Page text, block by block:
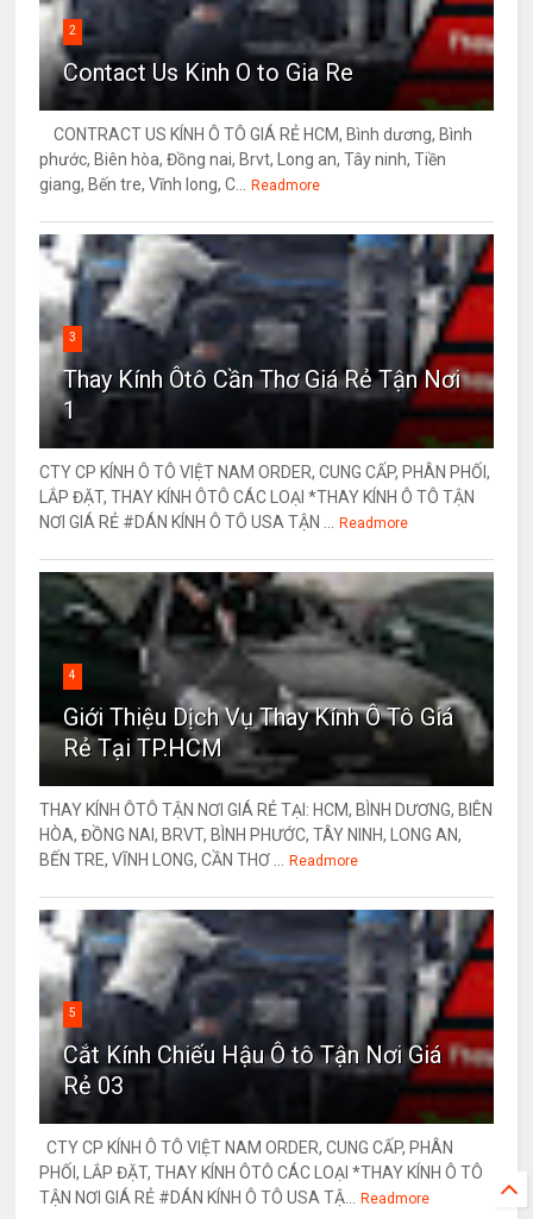
2
Contact Us Kinh O to Gia Re
CONTRACT US KÍNH Ô TÔ GIÁ RẺ HCM, Bình dương, Bình
phước, Biên hòa, Đồng nai, Brvt, Long an, Tây ninh, Tiền
giang, Bến tre, Vĩnh long, C... Readmore
3
Thay Kính Ôtô Cần Thơ Giá Rẻ Tận Nơi
1
CTY CP KÍNH Ô TÔ VIỆT NAM ORDER, CUNG CẤP, PHÂN PHỐI,
LẮP ĐẶT, THAY KÍNH ÔTÔ CÁC LOẠI *THAY KÍNH Ô TÔ TẬN
NƠI GIÁ RẺ #DÁN KÍNH Ô TÔ USA TẬN ... Readmore
4
Giới Thiệu Dịch Vụ Thay Kính Ô Tô Giá
Rẻ Tại TP.HCM
THAY KÍNH ÔTÔ TẬN NƠI GIÁ RẺ TẠI: HCM, BÌNH DƯƠNG, BIÊN
HÒA, ĐỒNG NAI, BRVT, BÌNH PHƯỚC, TÂY NINH, LONG AN,
BẾN TRE, VĨNH LONG, CẦN THƠ ... Readmore
5
Cắt Kính Chiếu Hậu Ô tô Tận Nơi Giá
Rẻ 03
CTY CP KÍNH Ô TÔ VIỆT NAM ORDER, CUNG CẤP, PHÂN
PHỐI, LẮP ĐẶT, THAY KÍNH ÔTÔ CÁC LOẠI *THAY KÍNH Ô TÔ
TẬN NƠI GIÁ RẺ #DÁN KÍNH Ô TÔ USA TẬ... Readmore